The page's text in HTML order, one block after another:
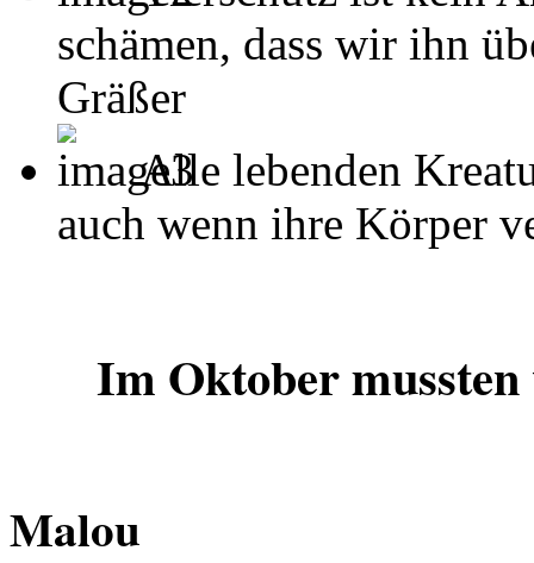
schämen, dass wir ihn
Gräßer
Alle lebenden
auch wenn ihre Körper
Im Oktober
Malou